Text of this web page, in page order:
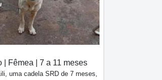
| Fêmea | 7 a 11 meses
uma cadela SRD de 7 meses,